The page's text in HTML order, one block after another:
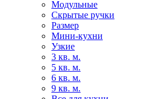
Модульные
Скрытые ручки
Размер
Мини-кухни
Узкие
3 кв. м.
5 кв. м.
6 кв. м.
9 кв. м.